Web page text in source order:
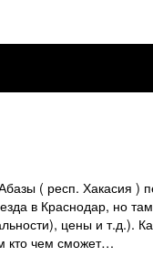
( респ. Хакасия )
в Краснодар, но
цены и т.д.).
кто чем сможет…